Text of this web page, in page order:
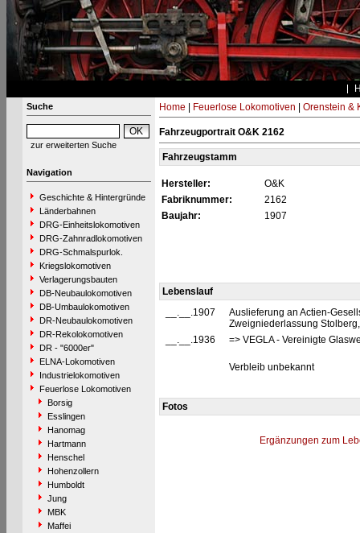
Suche
zur erweiterten Suche
Navigation
Geschichte & Hintergründe
Länderbahnen
DRG-Einheitslokomotiven
DRG-Zahnradlokomotiven
DRG-Schmalspurlok.
Kriegslokomotiven
Verlagerungsbauten
DB-Neubaulokomotiven
DB-Umbaulokomotiven
DR-Neubaulokomotiven
DR-Rekolokomotiven
DR - "6000er"
ELNA-Lokomotiven
Industrielokomotiven
Feuerlose Lokomotiven
Borsig
Esslingen
Hanomag
Hartmann
Henschel
Hohenzollern
Humboldt
Jung
MBK
Maffei
Home Feuerlose Lokomotiven Orenstein &
Fahrzeugportrait O&K 2162
Fahrzeugstamm
Hersteller:
O&K
Fabriknummer:
2162
Baujahr:
1907
Lebenslauf
__.__.1907
Auslieferung an Actien-
Zweigniederlassung
__.__.1936
=> VEGLA - Vereinigte
Verbleib unbekannt
Fotos
Ergänzungen zum